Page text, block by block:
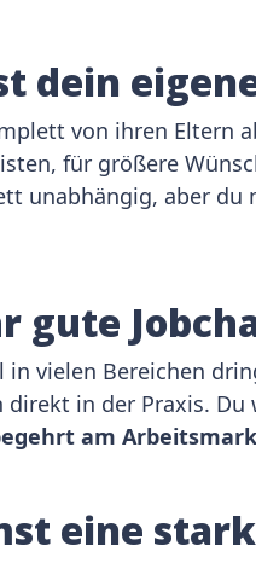
dein
von ihren Eltern
für größere
unabhängig, aber du
gute
in vielen Bereichen
direkt in der Praxis.
am
eine